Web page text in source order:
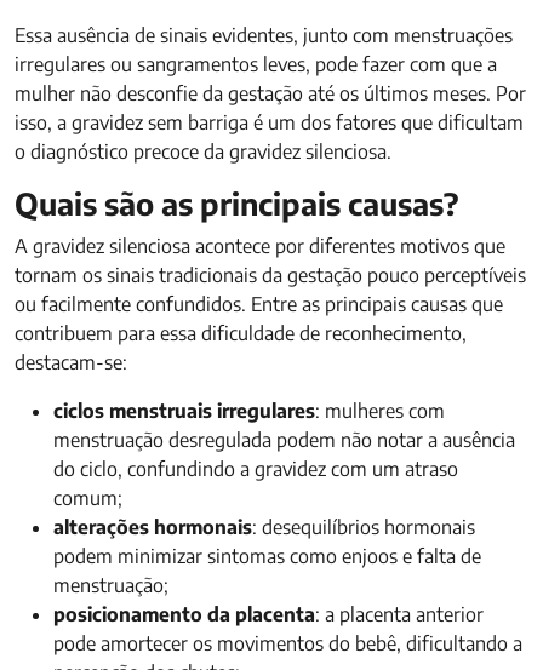
Essa ausência de sinais evidentes, junto com menstruações
irregulares ou sangramentos leves, pode fazer com que a
mulher não desconfie da gestação até os últimos meses. Por
isso, a gravidez sem barriga é um dos fatores que dificultam
o diagnóstico precoce da gravidez silenciosa.
Quais são as principais causas?
A gravidez silenciosa acontece por diferentes motivos que
tornam os sinais tradicionais da gestação pouco perceptíveis
ou facilmente confundidos. Entre as principais causas que
contribuem para essa dificuldade de reconhecimento,
destacam-se:
ciclos menstruais irregulares: mulheres com
menstruação desregulada podem não notar a ausência
do ciclo, confundindo a gravidez com um atraso
comum;
alterações hormonais: desequilíbrios hormonais
podem minimizar sintomas como enjoos e falta de
menstruação;
posicionamento da placenta: a placenta anterior
pode amortecer os movimentos do bebê, dificultando a